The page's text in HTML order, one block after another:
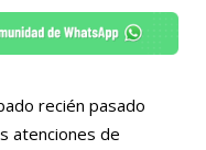
recién pasado
atenciones de